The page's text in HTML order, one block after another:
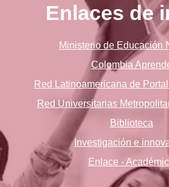
Enlaces de
Ministerio de Educación
Colombia
Red Latinoamericana de
Red Universitarias
Biblioteca
Investigación e
Enlace -